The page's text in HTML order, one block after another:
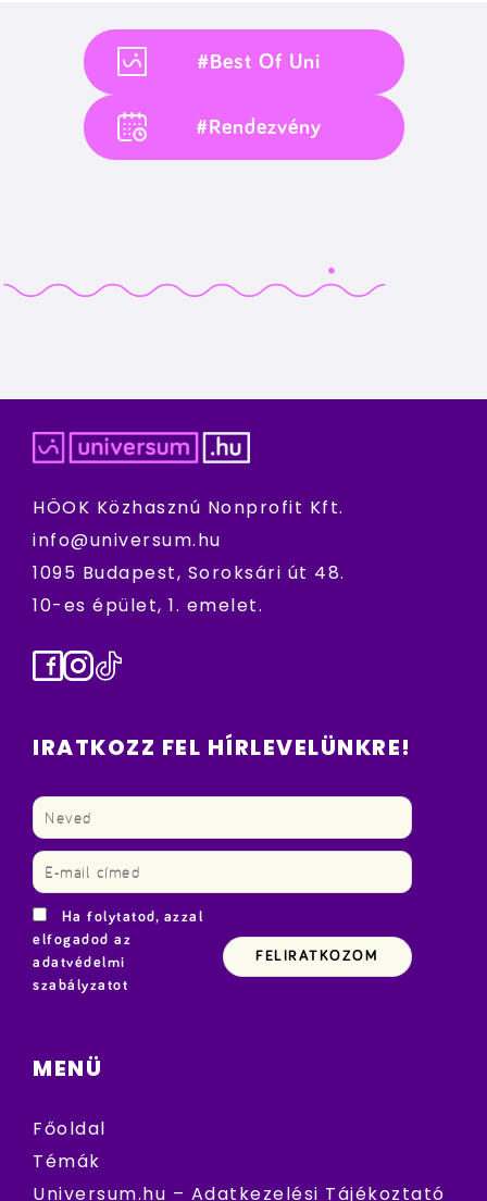
#Best Of Uni
#Rendezvény
HÖOK Közhasznú Nonprofit Kft.
info@universum.hu
1095 Budapest, Soroksári út 48.
10-es épület, 1. emelet.
Facebook
Instagram
TikTok
IRATKOZZ FEL HÍRLEVELÜNKRE!
Ha folytatod, azzal
elfogadod az
adatvédelmi
szabályzatot
MENÜ
Főoldal
Témák
Universum.hu – Adatkezelési Tájékoztató